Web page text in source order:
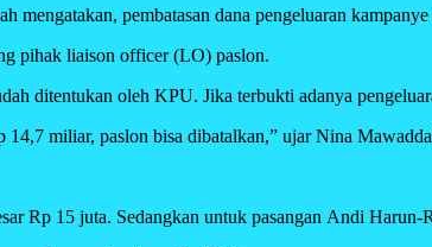
pembatasan dana pengeluaran
pihak liaison officer (LO) paslon.
ditentukan oleh KPU. Jika terbukti adanya
miliar, paslon bisa dibatalkan,” ujar Nina
Rp 15 juta. Sedangkan untuk pasangan Andi Harun-